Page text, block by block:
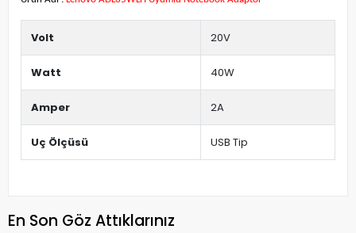
Volt 20V
Watt 40W
Amper 2A
Uç Ölçüsü USB Tip
En Son Göz Attıklarınız